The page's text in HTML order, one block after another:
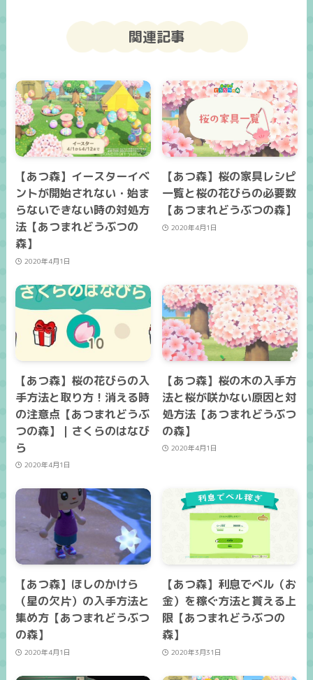
関連記事
【あつ森】イースターイベ
ントが開始されない・始ま
らないできない時の対処方
法【あつまれどうぶつの
森】
2020年4月1日
【あつ森】桜の家具レシピ
一覧と桜の花びらの必要数
【あつまれどうぶつの森】
2020年4月1日
【あつ森】桜の花びらの入
手方法と取り方！消える時
の注意点【あつまれどうぶ
つの森】｜さくらのはなび
ら
2020年4月1日
【あつ森】桜の木の入手方
法と桜が咲かない原因と対
処方法【あつまれどうぶつ
の森】
2020年4月1日
【あつ森】ほしのかけら
（星の欠片）の入手方法と
集め方【あつまれどうぶつ
の森】
2020年4月1日
【あつ森】利息でベル（お
金）を稼ぐ方法と貰える上
限【あつまれどうぶつの
森】
2020年3月31日